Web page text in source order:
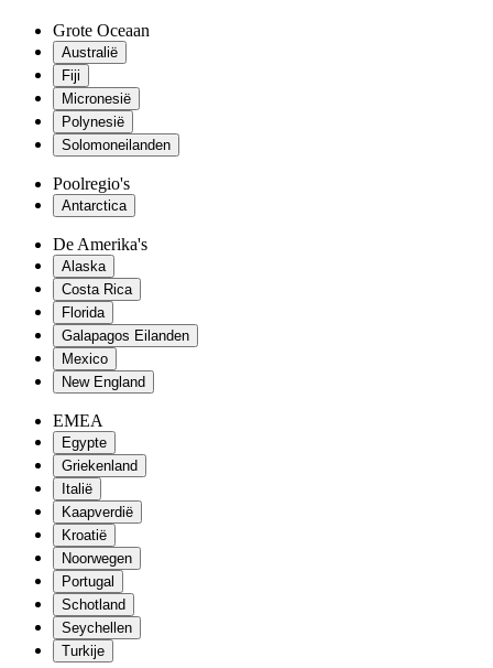
Grote Oceaan
Australië
Fiji
Micronesië
Polynesië
Solomoneilanden
Poolregio's
Antarctica
De Amerika's
Alaska
Costa Rica
Florida
Galapagos Eilanden
Mexico
New England
EMEA
Egypte
Griekenland
Italië
Kaapverdië
Kroatië
Noorwegen
Portugal
Schotland
Seychellen
Turkije